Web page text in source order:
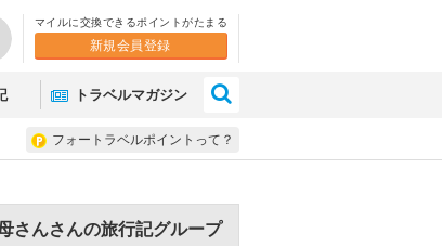
マイルに交換できるポイントがたまる
新規会員登録
トラベルマガジン
フォートラベルポイントって？
さんさんの旅行記グループ